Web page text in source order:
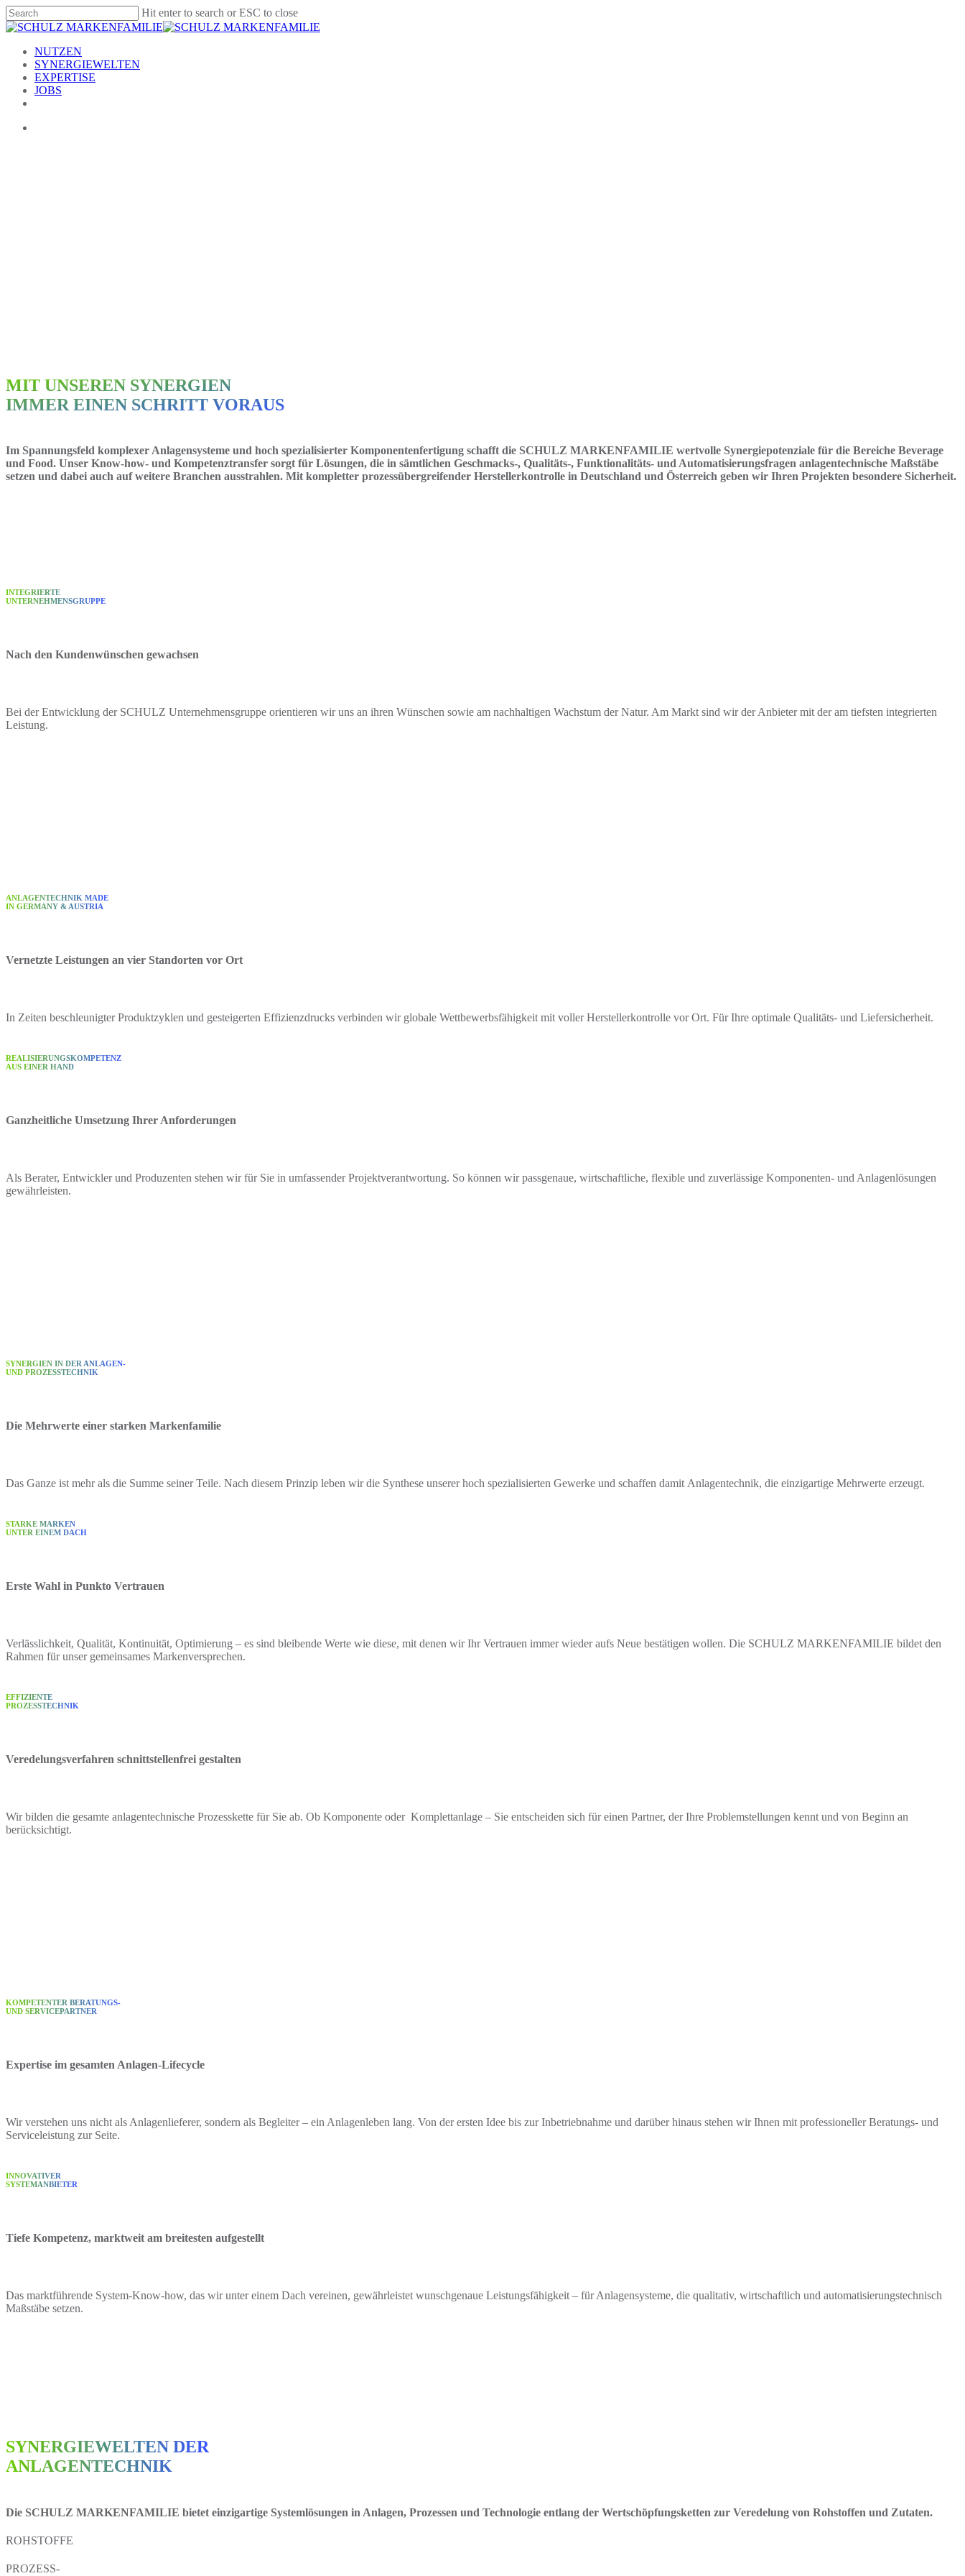
Skip
to
content
Hit enter to search or ESC to close
Close
Menu
NUTZEN
SYNERGIEWELTEN
EXPERTISE
JOBS
MIT UNSEREN SYNERGIEN
IMMER EINEN SCHRITT VORAUS
Im Spannungsfeld komplexer Anlagensysteme und hoch spezialisierter Komponentenfertigung schafft die SCHULZ MARKENFAMILIE wertvolle Synergiepotenziale für die Bereiche Beverage
und Food. Unser Know-how- und Kompetenztransfer sorgt für Lösungen, die in sämtlichen Geschmacks-, Qualitäts-, Funktionalitäts- und Automatisierungsfragen anlagentechnische Maßstäbe
setzen und dabei auch auf weitere Branchen ausstrahlen. Mit kompletter prozessübergreifender Herstellerkontrolle in Deutschland und Österreich geben wir Ihren Projekten besondere Sicherheit.
INTEGRIERTE
UNTERNEHMENSGRUPPE
Nach den Kundenwünschen gewachsen
Bei der Entwicklung der SCHULZ Unternehmensgruppe orientieren wir uns an ihren Wünschen sowie am nachhaltigen Wachstum der Natur. Am Markt sind wir der Anbieter mit der am tiefsten integrierten
Leistung.
ANLAGENTECHNIK MADE
IN GERMANY & AUSTRIA
Vernetzte Leistungen an vier Standorten vor Ort
In Zeiten beschleunigter Produktzyklen und gesteigerten Effizienzdrucks verbinden wir globale Wettbewerbsfähigkeit mit voller Herstellerkontrolle vor Ort. Für Ihre optimale Qualitäts- und Liefersicherheit.
REALISIERUNGSKOMPETENZ
AUS EINER HAND
Ganzheitliche Umsetzung Ihrer Anforderungen
Als Berater, Entwickler und Produzenten stehen wir für Sie in umfassender Projektverantwortung. So können wir passgenaue, wirtschaftliche, flexible und zuverlässige Komponenten- und Anlagenlösungen
gewährleisten.
SYNERGIEN IN DER ANLAGEN-
UND PROZESSTECHNIK
Die Mehrwerte einer starken Markenfamilie
Das Ganze ist mehr als die Summe seiner Teile. Nach diesem Prinzip leben wir die Synthese unserer hoch spezialisierten Gewerke und schaffen damit Anlagentechnik, die einzigartige Mehrwerte erzeugt.
STARKE MARKEN
UNTER EINEM DACH
Erste Wahl in Punkto Vertrauen
Verlässlichkeit, Qualität, Kontinuität, Optimierung – es sind bleibende Werte wie diese, mit denen wir Ihr Vertrauen immer wieder aufs Neue bestätigen wollen. Die SCHULZ MARKENFAMILIE bildet den
Rahmen für unser gemeinsames Markenversprechen.
EFFIZIENTE
PROZESSTECHNIK
Veredelungsverfahren schnittstellenfrei gestalten
Wir bilden die gesamte anlagentechnische Prozesskette für Sie ab. Ob Komponente oder Komplettanlage – Sie entscheiden sich für einen Partner, der Ihre Problemstellungen kennt und von Beginn an
berücksichtigt.
KOMPETENTER BERATUNGS-
UND SERVICEPARTNER
Expertise im gesamten Anlagen-Lifecycle
Wir verstehen uns nicht als Anlagenlieferer, sondern als Begleiter – ein Anlagenleben lang. Von der ersten Idee bis zur Inbetriebnahme und darüber hinaus stehen wir Ihnen mit professioneller Beratungs- und
Serviceleistung zur Seite.
INNOVATIVER
SYSTEMANBIETER
Tiefe Kompetenz, marktweit am breitesten aufgestellt
Das marktführende System-Know-how, das wir unter einem Dach vereinen, gewährleistet wunschgenaue Leistungsfähigkeit – für Anlagensysteme, die qualitativ, wirtschaftlich und automatisierungstechnisch
Maßstäbe setzen.
SYNERGIEWELTEN DER
ANLAGENTECHNIK
Die SCHULZ MARKENFAMILIE bietet einzigartige Systemlösungen in Anlagen, Prozessen und Technologie entlang der Wertschöpfungsketten zur Veredelung von Rohstoffen und Zutaten.
ROHSTOFFE
PROZESS-